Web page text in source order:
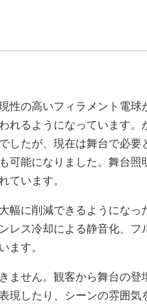
性の高いフィラメント電球
れるようになっています。
したが、現在は舞台で必要
可能になりました。舞台照
ています。
幅に削減できるようになっ
レス冷却による静音化、フ
ます。
ません。観客から舞台の登
現したり、シーンの雰囲気